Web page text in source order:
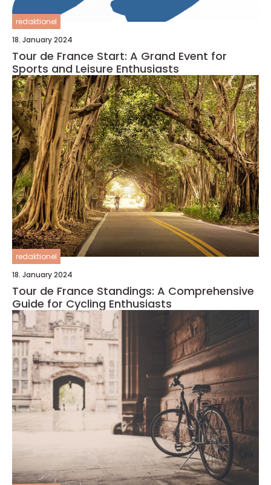
redaktionel
18. January 2024
Tour de France Start: A Grand Event for
Sports and Leisure Enthusiasts
redaktionel
18. January 2024
Tour de France Standings: A Comprehensive
Guide for Cycling Enthusiasts